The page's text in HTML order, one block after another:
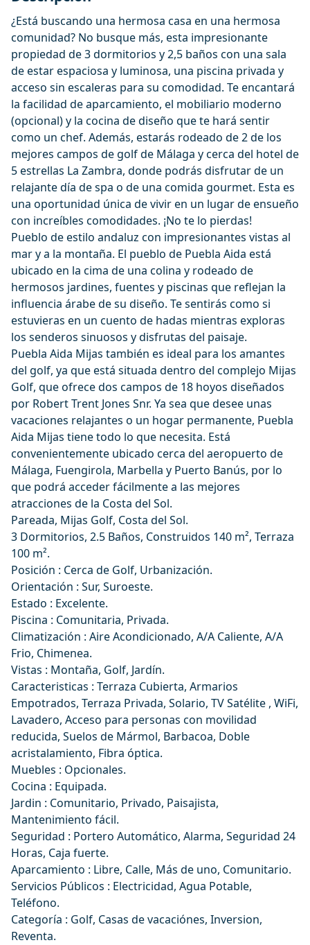
¿Está buscando una hermosa casa en una hermosa
comunidad? No busque más, esta impresionante
propiedad de 3 dormitorios y 2,5 baños con una sala
de estar espaciosa y luminosa, una piscina privada y
acceso sin escaleras para su comodidad. Te encantará
la facilidad de aparcamiento, el mobiliario moderno
(opcional) y la cocina de diseño que te hará sentir
como un chef. Además, estarás rodeado de 2 de los
mejores campos de golf de Málaga y cerca del hotel de
5 estrellas La Zambra, donde podrás disfrutar de un
relajante día de spa o de una comida gourmet. Esta es
una oportunidad única de vivir en un lugar de ensueño
con increíbles comodidades. ¡No te lo pierdas!
Pueblo de estilo andaluz con impresionantes vistas al
mar y a la montaña. El pueblo de Puebla Aida está
ubicado en la cima de una colina y rodeado de
hermosos jardines, fuentes y piscinas que reflejan la
influencia árabe de su diseño. Te sentirás como si
estuvieras en un cuento de hadas mientras exploras
los senderos sinuosos y disfrutas del paisaje.
Puebla Aida Mijas también es ideal para los amantes
del golf, ya que está situada dentro del complejo Mijas
Golf, que ofrece dos campos de 18 hoyos diseñados
por Robert Trent Jones Snr. Ya sea que desee unas
vacaciones relajantes o un hogar permanente, Puebla
Aida Mijas tiene todo lo que necesita. Está
convenientemente ubicado cerca del aeropuerto de
Málaga, Fuengirola, Marbella y Puerto Banús, por lo
que podrá acceder fácilmente a las mejores
atracciones de la Costa del Sol.
Pareada, Mijas Golf, Costa del Sol.
3 Dormitorios, 2.5 Baños, Construidos 140 m², Terraza
100 m².
Posición : Cerca de Golf, Urbanización.
Orientación : Sur, Suroeste.
Estado : Excelente.
Piscina : Comunitaria, Privada.
Climatización : Aire Acondicionado, A/A Caliente, A/A
Frio, Chimenea.
Vistas : Montaña, Golf, Jardín.
Caracteristicas : Terraza Cubierta, Armarios
Empotrados, Terraza Privada, Solario, TV Satélite , WiFi,
Lavadero, Acceso para personas con movilidad
reducida, Suelos de Mármol, Barbacoa, Doble
acristalamiento, Fibra óptica.
Muebles : Opcionales.
Cocina : Equipada.
Jardin : Comunitario, Privado, Paisajista,
Mantenimiento fácil.
Seguridad : Portero Automático, Alarma, Seguridad 24
Horas, Caja fuerte.
Aparcamiento : Libre, Calle, Más de uno, Comunitario.
Servicios Públicos : Electricidad, Agua Potable,
Teléfono.
Categoría : Golf, Casas de vacaciónes, Inversion,
Reventa.